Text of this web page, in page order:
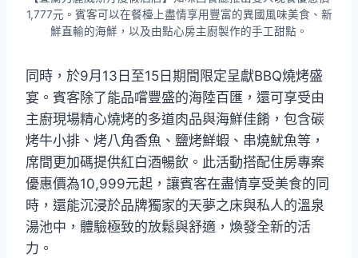
1,777元。賓客可以在餐檯上盡情享用豐富的異國風味美食、新
鮮直輸的海鮮，以及由點心房主廚製作的手工甜點。
同時，於9月13日至15日期間限定呈獻BBQ燒烤盛
宴。賓客除了能品嚐豐盛的海陸百匯，還可享受由
主廚現場精心燒烤的多道肉品與海鮮佳餚，包含碳
烤牛小排、烤八角香魚、鹽烤鮮蝦、串燒魷魚等，
席間更加碼提供紅白酒暢飲。此活動搭配住房專案
優惠價為10,999元起，讓賓客在盡情享受美食的同
時，還能沉浸於品牌獨家的天夢之床與私人的溫泉
湯池中，體驗極致的放鬆與舒適，煥發全新的活
力。